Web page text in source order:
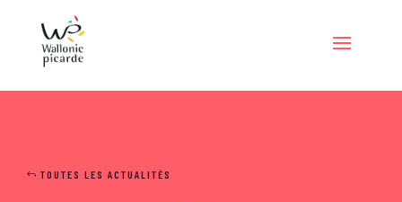
TOUTES LES ACTUALITÉS